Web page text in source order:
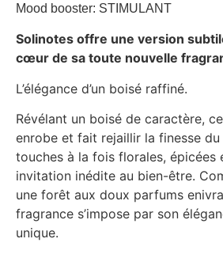
Mood booster: STIMULANT
Solinotes offre une version
cœur de sa toute nouvelle
L’élégance d’un boisé raffiné.
Révélant un boisé de caractère,
enrobe et fait rejaillir la finesse
touches à la fois florales, épicées
invitation inédite au bien-être.
une forêt aux doux parfums
fragrance s’impose par son
unique.